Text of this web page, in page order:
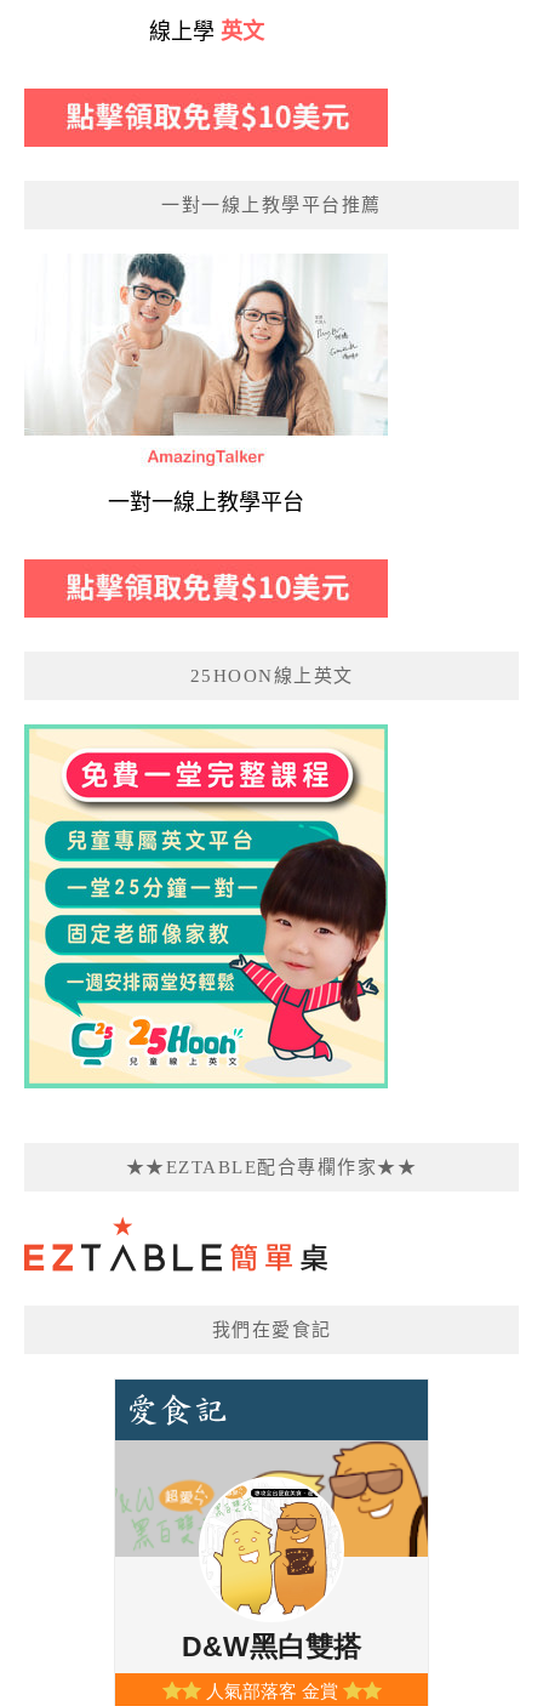
線上學 英文
一對一線上教學平台推薦
一對一線上教學平台
25HOON線上英文
★★EZTABLE配合專欄作家★★
我們在愛食記